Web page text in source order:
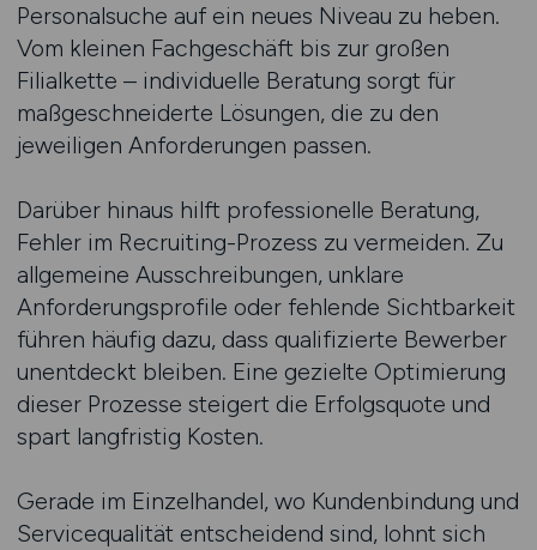
Personalsuche auf ein neues Niveau zu heben.
Vom kleinen Fachgeschäft bis zur großen
Filialkette – individuelle Beratung sorgt für
maßgeschneiderte Lösungen, die zu den
jeweiligen Anforderungen passen.
Darüber hinaus hilft professionelle Beratung,
Fehler im Recruiting-Prozess zu vermeiden. Zu
allgemeine Ausschreibungen, unklare
Anforderungsprofile oder fehlende Sichtbarkeit
führen häufig dazu, dass qualifizierte Bewerber
unentdeckt bleiben. Eine gezielte Optimierung
dieser Prozesse steigert die Erfolgsquote und
spart langfristig Kosten.
Gerade im Einzelhandel, wo Kundenbindung und
Servicequalität entscheidend sind, lohnt sich